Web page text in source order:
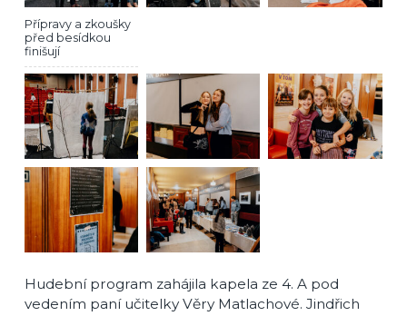
Přípravy a zkoušky
před besídkou
finišují
Hudební program zahájila kapela ze 4. A pod
vedením paní učitelky Věry Matlachové. Jindřich